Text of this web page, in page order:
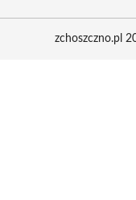
zchoszczno.pl